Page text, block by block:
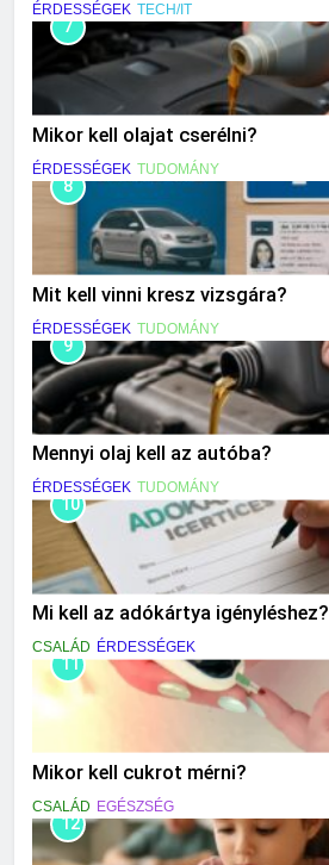
ÉRDESSÉGEK TECH/IT
7
Mikor kell olajat cserélni?
ÉRDESSÉGEK TUDOMÁNY
8
Mit kell vinni kresz vizsgára?
ÉRDESSÉGEK TUDOMÁNY
9
Mennyi olaj kell az autóba?
ÉRDESSÉGEK TUDOMÁNY
10
Mi kell az adókártya igényléshez?
CSALÁD ÉRDESSÉGEK
11
Mikor kell cukrot mérni?
CSALÁD EGÉSZSÉG
12